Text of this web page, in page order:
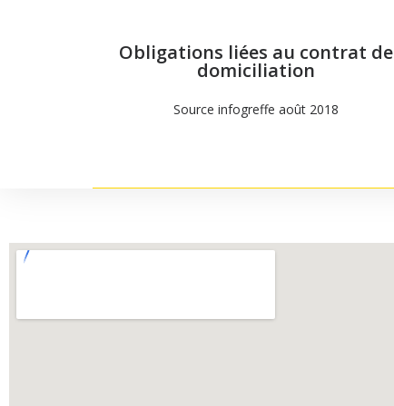
Obligations liées au contrat de
domiciliation
Source infogreffe août 2018
EN SAVOIR +